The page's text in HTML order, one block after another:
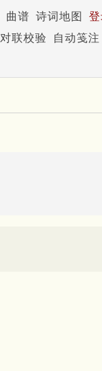
曲谱 诗词地图
对联校验
自动笺注